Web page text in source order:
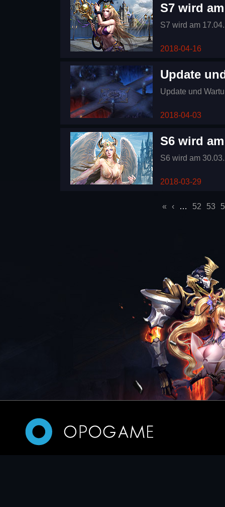
S7 wird
S7 wird am
2018-04-16
Update
Update und
2018-04-03
S6 wird
S6 wird am
2018-03-29
« ‹ … 52 53